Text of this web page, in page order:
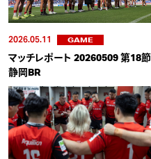
2026.05.11 GAME
マッチレポート 20260509 第18節
静岡BR